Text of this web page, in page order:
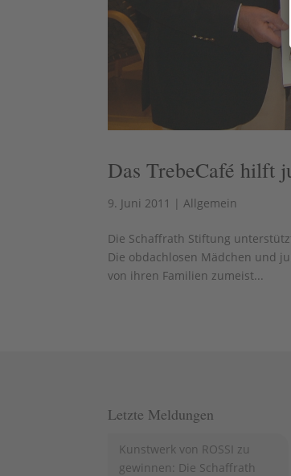
Das TrebeCafé hilft
9. Juni 2011 |Allgemein
Die Schaffrath Stiftung
Die obdachlosen Mädchen und
von ihren Familien zumeist...
Letzte Meldungen
Kunstwerk von ROSSI zu
gewinnen: Die Schaffrath